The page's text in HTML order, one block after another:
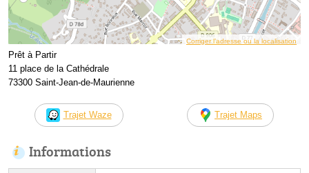
Corriger l’adresse ou la localisation
Prêt à Partir
11 place de la Cathédrale
73300 Saint-Jean-de-Maurienne
Trajet Waze Trajet Maps
Informations